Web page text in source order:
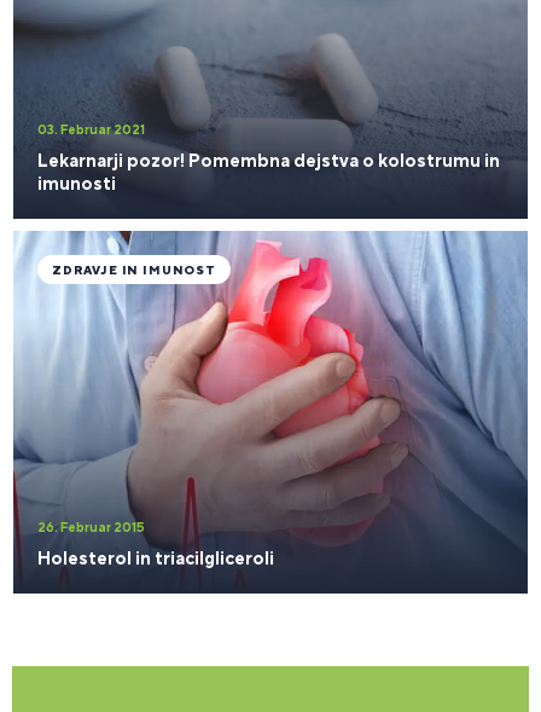
03. Februar 2021
Lekarnarji pozor! Pomembna dejstva o kolostrumu in
imunosti
26. Februar 2015
Holesterol in triacilgliceroli
ZDRAVJE IN IMUNOST